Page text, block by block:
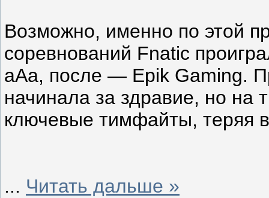
Возможно, именно по этой
соревнований Fnatic
aAa, после — Epik Gaming.
начинала за здравие, но на
ключевые тимфайты, теряя
... Читать дальше »